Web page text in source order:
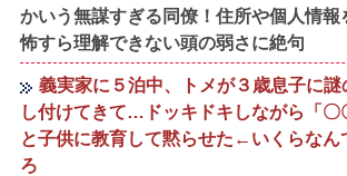
かいう無謀すぎる同僚！住所や個人情報
怖すら理解できない頭の弱さに絶句
義実家に５泊中、トメが３歳息子に
し付けてきて…ドッキドキしながら「〇
と子供に教育して黙らせた←いくらなん
ろ